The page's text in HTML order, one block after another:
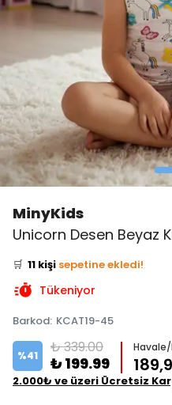
MinyKids
Unicorn Desen Beyaz
👀 Şu an 3 kişi
inceliyor!
favoriledi!
🛒 11 kişi sepetine ekledi!
✅ Bugün 7 adet
Tükeniyor
Barkod: KCAT19-45
%41 ₺ 339.00
₺ 199.99
Havale/
2.000₺ ve üzeri Ücretsiz